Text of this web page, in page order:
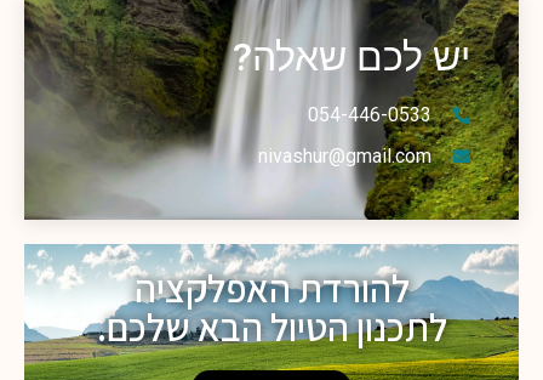
יש לכם שאלה?
054-446-0533
nivashur@gmail.com
להורדת האפלקציה
לתכנון הטיול הבא שלכם.